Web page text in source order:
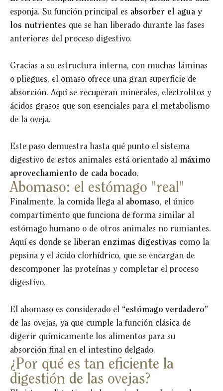
esponja. Su función principal es absorber el agua y
los nutrientes que se han liberado durante las fases
anteriores del proceso digestivo.
Gracias a su estructura interna, con muchas láminas
o pliegues, el omaso ofrece una gran superficie de
absorción. Aquí se recuperan minerales, electrolitos y
ácidos grasos que son esenciales para el metabolismo
de la oveja.
Este paso demuestra hasta qué punto el sistema
digestivo de estos animales está orientado al máximo
aprovechamiento de cada bocado.
Abomaso: el estómago "real"
Finalmente, la comida llega al abomaso, el único
compartimento que funciona de forma similar al
estómago humano o de otros animales no rumiantes.
Aquí es donde se liberan enzimas digestivas como la
pepsina y el ácido clorhídrico, que se encargan de
descomponer las proteínas y completar el proceso
digestivo.
El abomaso es considerado el “estómago verdadero”
de las ovejas, ya que cumple la función clásica de
digerir químicamente los alimentos para su
absorción final en el intestino delgado.
¿Por qué es tan eficiente la
digestión de las ovejas?